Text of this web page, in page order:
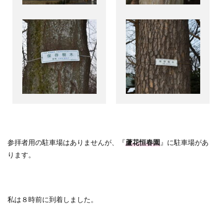
参拝者用の駐車場はありませんが、『蘆花恒春園』に駐車場があ
ります。
私は８時前に到着しました。